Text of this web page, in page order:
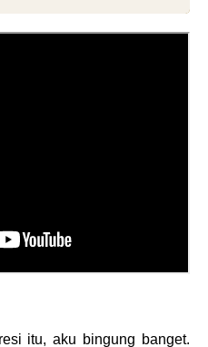
itu, aku bingung banget.